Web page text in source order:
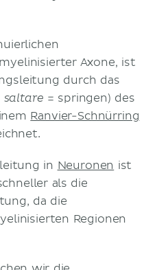
Axone, ist
durch das
saltare = springen) des
Ranvier-Schnürring
in Neuronen ist
als die
da die
Regionen